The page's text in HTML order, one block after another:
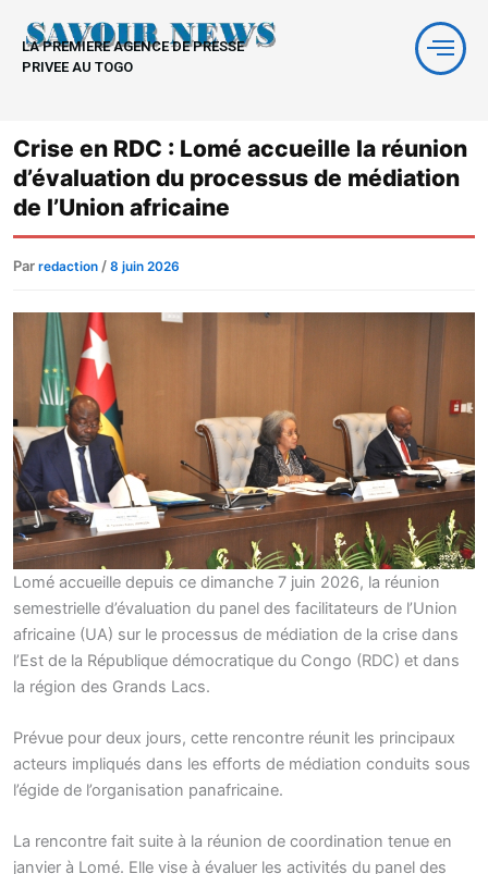
contenu
LA PREMIERE AGENCE DE PRESSE
PRIVEE AU TOGO
Crise en RDC : Lomé accueille la réunion
d’évaluation du processus de médiation
de l’Union africaine
Par redaction / 8 juin 2026
Lomé accueille depuis ce dimanche 7 juin 2026, la réunion
semestrielle d’évaluation du panel des facilitateurs de l’Union
africaine (UA) sur le processus de médiation de la crise dans
l’Est de la République démocratique du Congo (RDC) et dans
la région des Grands Lacs.
Prévue pour deux jours, cette rencontre réunit les principaux
acteurs impliqués dans les efforts de médiation conduits sous
l’égide de l’organisation panafricaine.
La rencontre fait suite à la réunion de coordination tenue en
janvier à Lomé. Elle vise à évaluer les activités du panel des